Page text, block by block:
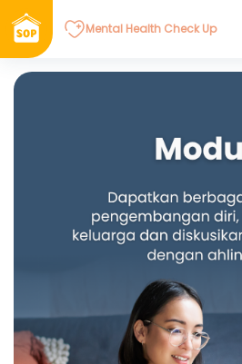
Mental Health Check Up